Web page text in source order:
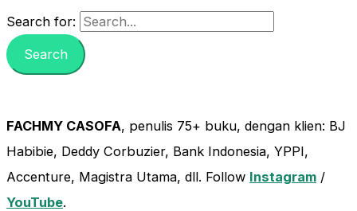
Search for:
FACHMY CASOFA, penulis 75+ buku, dengan klien: BJ
Habibie, Deddy Corbuzier, Bank Indonesia, YPPI,
Accenture, Magistra Utama, dll. Follow Instagram /
YouTube.